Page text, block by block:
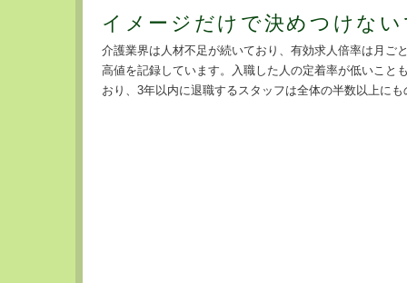
イメージだけで決めつけな
介護業界は人材不足が続いており、有効求人倍率は月ご
高値を記録しています。入職した人の定着率が低いこと
おり、3年以内に退職するスタッフは全体の半数以上に